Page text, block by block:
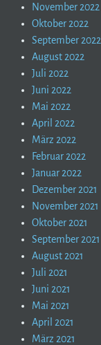
November 2022
Oktober 2022
September 2022
August 2022
Juli 2022
Juni 2022
Mai 2022
April 2022
März 2022
Februar 2022
Januar 2022
Dezember 2021
November 2021
Oktober 2021
September 2021
August 2021
Juli 2021
Juni 2021
Mai 2021
April 2021
März 2021